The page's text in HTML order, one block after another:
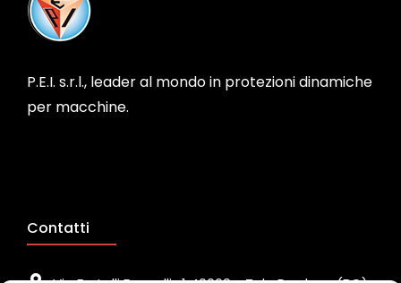
P.E.I. s.r.l., leader al mondo in protezioni dinamiche
per macchine.
Contatti